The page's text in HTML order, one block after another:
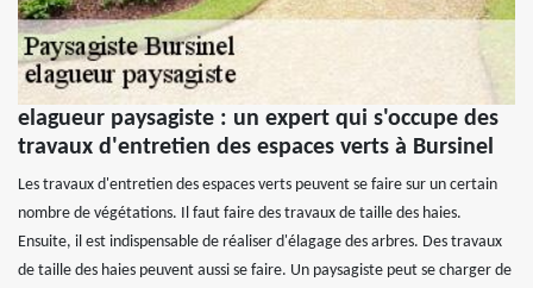
elagueur paysagiste : un expert qui s'occupe des
travaux d'entretien des espaces verts à Bursinel
Les travaux d'entretien des espaces verts peuvent se faire sur un certain
nombre de végétations. Il faut faire des travaux de taille des haies.
Ensuite, il est indispensable de réaliser d'élagage des arbres. Des travaux
de taille des haies peuvent aussi se faire. Un paysagiste peut se charger de